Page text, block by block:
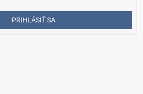
PRIHLÁSIŤ SA